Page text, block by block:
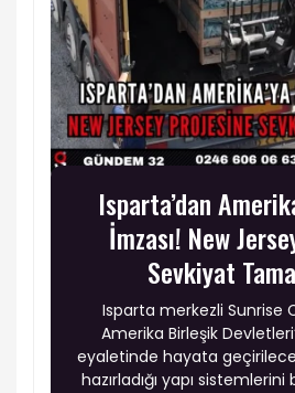
Isparta’dan
İmzası! New
Sevkiyat
Isparta merkezli Sunrise
Amerika Birleşik
eyaletinde hayata
hazırladığı yapı